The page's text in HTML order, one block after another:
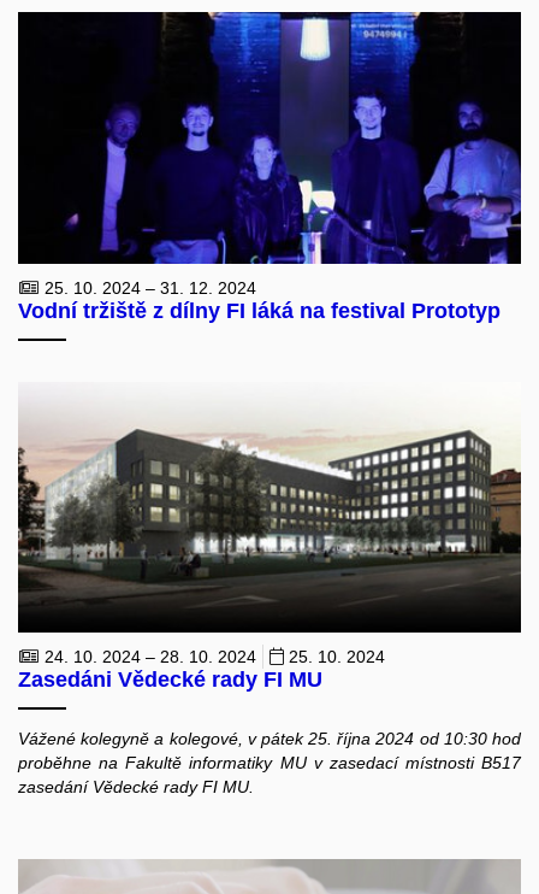
25. 10. 2024 – 31. 12. 2024
Vodní tržiště z dílny FI láká na festival Prototyp
24. 10. 2024 – 28. 10. 2024 25. 10. 2024
Zasedáni Vědecké rady FI MU
Vážené kolegyně a kolegové, v pátek 25. října 2024 od 10:30 hod
proběhne na Fakultě informatiky MU v zasedací místnosti B517
zasedání Vědecké rady FI MU.